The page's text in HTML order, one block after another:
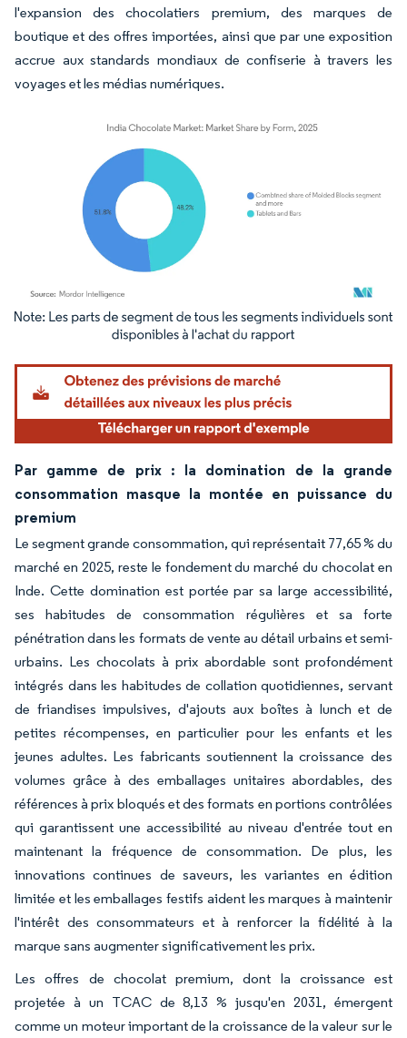
l'expansion des chocolatiers premium, des marques de
boutique et des offres importées, ainsi que par une exposition
accrue aux standards mondiaux de confiserie à travers les
voyages et les médias numériques.
Image © Mordor Intelligence. La réutilisation nécessite une attribution sous CC BY
Par gamme de prix : la domination de la grande
consommation masque la montée en puissance du
premium
Le segment grande consommation, qui représentait 77,65 % du
marché en 2025, reste le fondement du marché du chocolat en
Inde. Cette domination est portée par sa large accessibilité,
ses habitudes de consommation régulières et sa forte
pénétration dans les formats de vente au détail urbains et semi-
urbains. Les chocolats à prix abordable sont profondément
intégrés dans les habitudes de collation quotidiennes, servant
de friandises impulsives, d'ajouts aux boîtes à lunch et de
petites récompenses, en particulier pour les enfants et les
jeunes adultes. Les fabricants soutiennent la croissance des
volumes grâce à des emballages unitaires abordables, des
références à prix bloqués et des formats en portions contrôlées
qui garantissent une accessibilité au niveau d'entrée tout en
maintenant la fréquence de consommation. De plus, les
innovations continues de saveurs, les variantes en édition
limitée et les emballages festifs aident les marques à maintenir
l'intérêt des consommateurs et à renforcer la fidélité à la
marque sans augmenter significativement les prix.
Les offres de chocolat premium, dont la croissance est
projetée à un TCAC de 8,13 % jusqu'en 2031, émergent
comme un moteur important de la croissance de la valeur sur le